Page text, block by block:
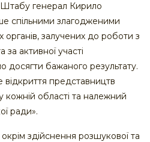
генерал Кирило
спільними злагодженими
органів, залучених до роботи з
активної участі
досягти бажаного результату.
представництв
області та належний
ради».
здійснення розшукової та